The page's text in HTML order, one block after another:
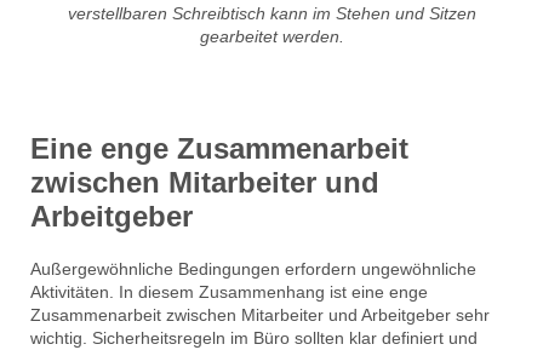
verstellbaren Schreibtisch kann im Stehen und Sitzen
gearbeitet werden.
Eine enge Zusammenarbeit
zwischen Mitarbeiter und
Arbeitgeber
Außergewöhnliche Bedingungen erfordern ungewöhnliche
Aktivitäten. In diesem Zusammenhang ist eine enge
Zusammenarbeit zwischen Mitarbeiter und Arbeitgeber sehr
wichtig. Sicherheitsregeln im Büro sollten klar definiert und